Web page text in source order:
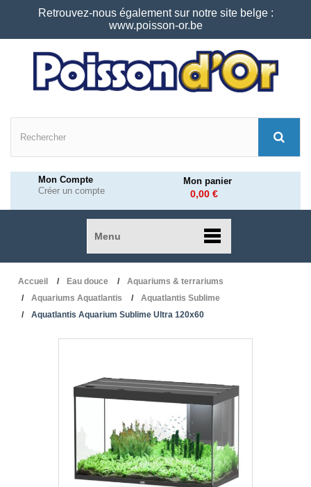
Retrouvez-nous également sur notre site belge :
www.poisson-or.be
Mon Compte
Créer un compte
Mon panier
0,00 €
Menu
Accueil Eau douce
Aquariums & terrariums
Aquariums Aquatlantis
Aquatlantis Sublime
Aquatlantis Aquarium Sublime Ultra 120x60